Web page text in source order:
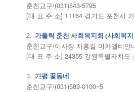
춘천교구/(031)543-5795
[대 표 주 소] 11164 경기도 포천시
2. 가톨릭 춘천 사회복지회 (사회복
춘천교구/이사장 차흥길 미카엘비안
[대 표 주 소] 24355 강원특별자치
3. 가평 꽃동네
춘천교구/(031)589-0100~5